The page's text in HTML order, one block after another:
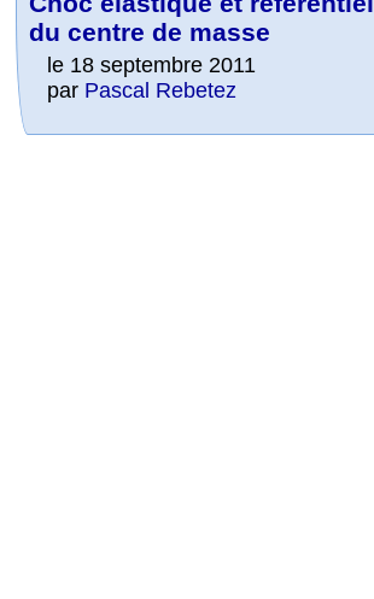
du centre de masse
le 18 septembre 2011
par Pascal Rebetez